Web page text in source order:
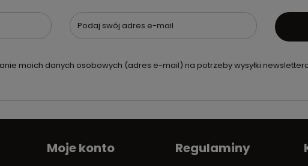
Podaj swój adres e-mail
moich danych osobowych (adres e-mail) na potrzeby wysyłki
Moje konto Regulaminy